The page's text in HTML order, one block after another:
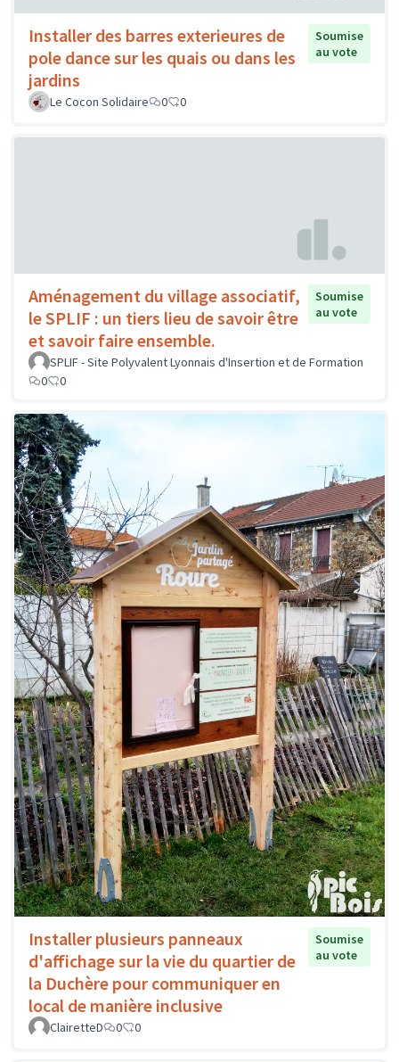
Installer des barres exterieures de
pole dance sur les quais ou dans les
jardins
Soumise
au vote
Le Cocon Solidaire 0 0
Aménagement du village associatif,
le SPLIF : un tiers lieu de savoir être
et savoir faire ensemble.
Soumise
au vote
SPLIF - Site Polyvalent Lyonnais d'Insertion et de Formation
0
0
Installer plusieurs panneaux
d'affichage sur la vie du quartier de
la Duchère pour communiquer en
local de manière inclusive
Soumise
au vote
ClairetteD 0 0